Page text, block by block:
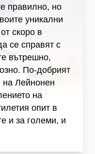
правилно, но
уникални
скоро в
се справят с
вътрешно,
По-добрият
на Лейнонен
на
опит в
и за големи, и